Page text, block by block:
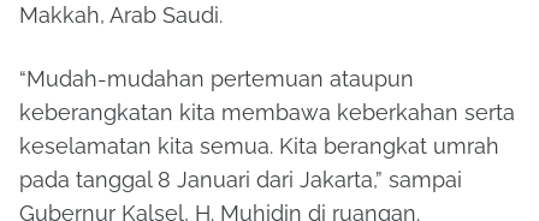
Makkah, Arab Saudi.
“Mudah-mudahan pertemuan ataupun
keberangkatan kita membawa keberkahan serta
keselamatan kita semua. Kita berangkat umrah
pada tanggal 8 Januari dari Jakarta,” sampai
Gubernur Kalsel, H. Muhidin di ruangan.